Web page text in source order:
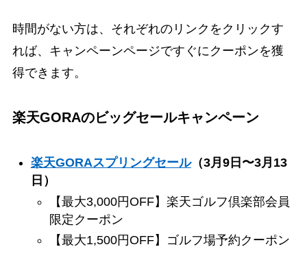
時間がない方は、それぞれのリンクをクリックす
れば、キャンペーンページですぐにクーポンを獲
得できます。
楽天GORAのビッグセールキャンペーン
楽天GORAスプリングセール（3月9日〜3月13
日）
【最大3,000円OFF】楽天ゴルフ倶楽部会員
限定クーポン
【最大1,500円OFF】ゴルフ場予約クーポン